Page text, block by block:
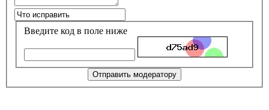
Введите код в поле ниже
Отправить модератору